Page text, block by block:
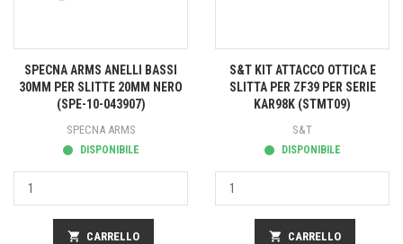
SPECNA ARMS ANELLI BASSI
30MM PER SLITTE 20MM NERO
(SPE-10-043907)
SPECNA ARMS
DISPONIBILE
shopping_cart CARRELLO
S&T KIT ATTACCO OTTICA E
SLITTA PER ZF39 PER SERIE
KAR98K (STMT09)
S&T
DISPONIBILE
shopping_cart CARRELLO